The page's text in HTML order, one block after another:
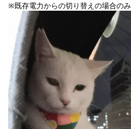
※既存電力からの切り替えの場合のみ